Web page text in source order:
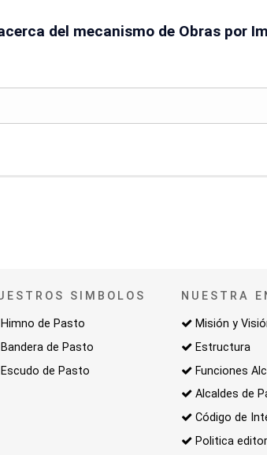
del mecanismo de Obras por
SIMBOLOS
Himno de Pasto
Bandera de Pasto
Escudo de Pasto
NUESTRA
Misión y
Estructura
Funciones
Alcaldes de
Código de
Politica